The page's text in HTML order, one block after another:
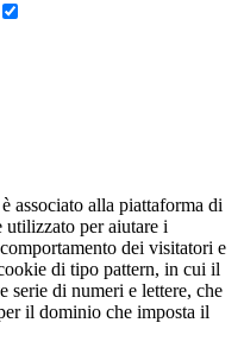
associato alla piattaforma di
per aiutare i
dei visitatori e
di tipo pattern, in cui il
serie di numeri e lettere, che
il dominio che imposta il